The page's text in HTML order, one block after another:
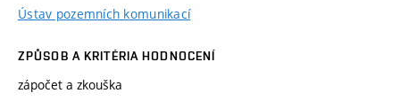
Ústav pozemních komunikací
ZPŮSOB A KRITÉRIA HODNOCENÍ
zápočet a zkouška